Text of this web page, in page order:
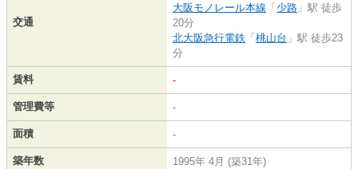
交通
大阪モノレール本線 「 少路 」駅 徒歩
20分
北大阪急行電鉄 「 桃山台 」駅 徒歩23
分
賃料 -
管理費等 -
面積 -
築年数 1995年 4月 (築31年)